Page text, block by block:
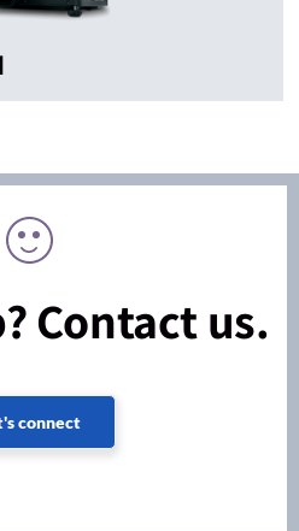
Contact us.
connect